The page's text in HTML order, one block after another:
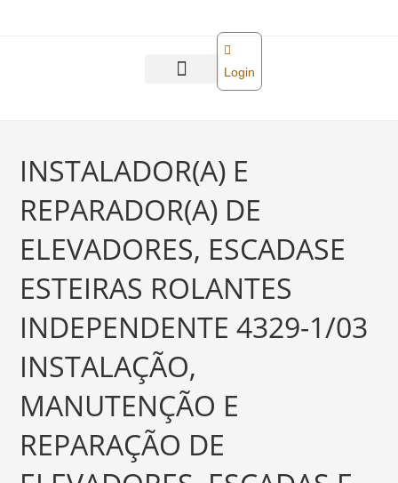
Login
INSTALADOR(A) E
REPARADOR(A) DE
ELEVADORES, ESCADASE
ESTEIRAS ROLANTES
INDEPENDENTE 4329-1/03
INSTALAÇÃO,
MANUTENÇÃO E
REPARAÇÃO DE